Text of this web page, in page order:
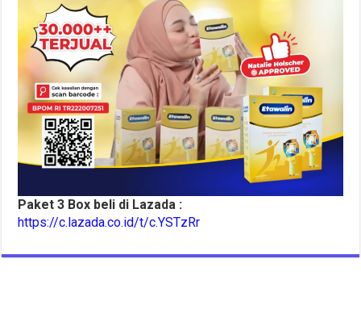
Paket 3 Box beli di Lazada :
https://c.lazada.co.id/t/c.YSTzRr